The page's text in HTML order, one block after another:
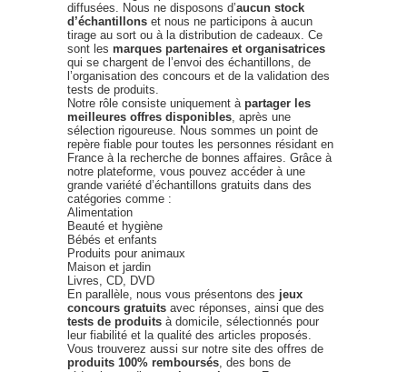
diffusées. Nous ne disposons d’aucun stock
d’échantillons et nous ne participons à aucun
tirage au sort ou à la distribution de cadeaux. Ce
sont les marques partenaires et organisatrices
qui se chargent de l’envoi des échantillons, de
l’organisation des concours et de la validation des
tests de produits.
Notre rôle consiste uniquement à partager les
meilleures offres disponibles , après une
sélection rigoureuse. Nous sommes un point de
repère fiable pour toutes les personnes résidant en
France à la recherche de bonnes affaires. Grâce à
notre plateforme, vous pouvez accéder à une
grande variété d’échantillons gratuits dans des
catégories comme :
Alimentation
Beauté et hygiène
Bébés et enfants
Produits pour animaux
Maison et jardin
Livres, CD, DVD
En parallèle, nous vous présentons des jeux
concours gratuits avec réponses, ainsi que des
tests de produits à domicile, sélectionnés pour
leur fiabilité et la qualité des articles proposés.
Vous trouverez aussi sur notre site des offres de
produits 100% remboursés , des bons de